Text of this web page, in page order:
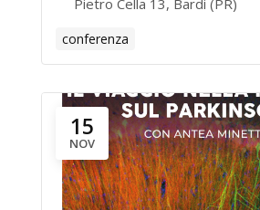
Pietro Cella 13, Bardi (PR)
conferenza
15
NOV